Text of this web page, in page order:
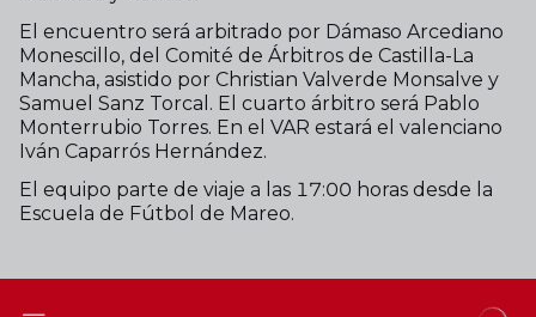
El encuentro será arbitrado por Dámaso Arcediano
Monescillo, del Comité de Árbitros de Castilla-La
Mancha, asistido por Christian Valverde Monsalve y
Samuel Sanz Torcal. El cuarto árbitro será Pablo
Monterrubio Torres. En el VAR estará el valenciano
Iván Caparrós Hernández.
El equipo parte de viaje a las 17:00 horas desde la
Escuela de Fútbol de Mareo.